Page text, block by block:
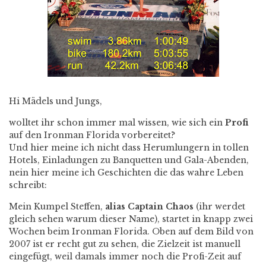
Hi Mädels und Jungs,
wolltet ihr schon immer mal wissen, wie sich ein Profi
auf den Ironman Florida vorbereitet?
Und hier meine ich nicht dass Herumlungern in tollen
Hotels, Einladungen zu Banquetten und Gala-Abenden,
nein hier meine ich Geschichten die das wahre Leben
schreibt:
Mein Kumpel Steffen, alias Captain Chaos (ihr werdet
gleich sehen warum dieser Name), startet in knapp zwei
Wochen beim Ironman Florida. Oben auf dem Bild von
2007 ist er recht gut zu sehen, die Zielzeit ist manuell
eingefügt, weil damals immer noch die Profi-Zeit auf